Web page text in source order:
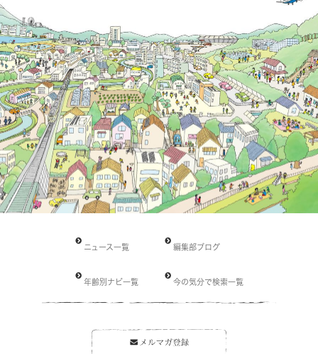
ニュース一覧 編集部ブログ
年齢別ナビ一覧 今の気分で検索一覧